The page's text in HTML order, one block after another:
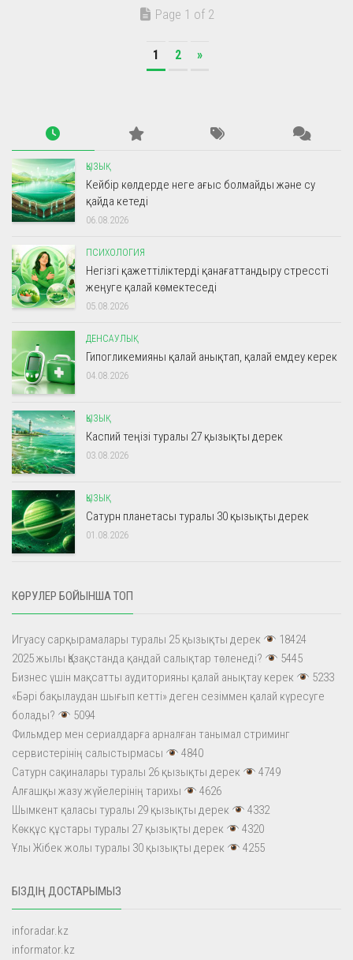
Page 1 of 2
1 2 »
ҚЫЗЫҚ
Кейбір көлдерде неге ағыс болмайды және су
қайда кетеді
06.08.2026
ПСИХОЛОГИЯ
Негізгі қажеттіліктерді қанағаттандыру стрессті
жеңуге қалай көмектеседі
05.08.2026
ДЕНСАУЛЫҚ
Гипогликемияны қалай анықтап, қалай емдеу керек
04.08.2026
ҚЫЗЫҚ
Каспий теңізі туралы 27 қызықты дерек
03.08.2026
ҚЫЗЫҚ
Сатурн планетасы туралы 30 қызықты дерек
01.08.2026
КӨРУЛЕР БОЙЫНША ТОП
Игуасу сарқырамалары туралы 25 қызықты дерек
18424
2025 жылы Қазақстанда қандай салықтар төленеді?
5445
Бизнес үшін мақсатты аудиторияны қалай анықтау керек
5233
«Бәрі бақылаудан шығып кетті» деген сезіммен қалай күресуге
болады?
5094
Фильмдер мен сериалдарға арналған танымал стриминг
сервистерінің салыстырмасы
4840
Сатурн сақиналары туралы 26 қызықты дерек
4749
Алғашқы жазу жүйелерінің тарихы
4626
Шымкент қаласы туралы 29 қызықты дерек
4332
Көкқұс құстары туралы 27 қызықты дерек
4320
Ұлы Жібек жолы туралы 30 қызықты дерек
4255
БІЗДІҢ ДОСТАРЫМЫЗ
inforadar.kz
informator.kz